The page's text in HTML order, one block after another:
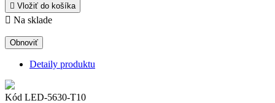
 Vložiť do košíka
 Na sklade
Detaily produktu
Kód LED-5630-T10